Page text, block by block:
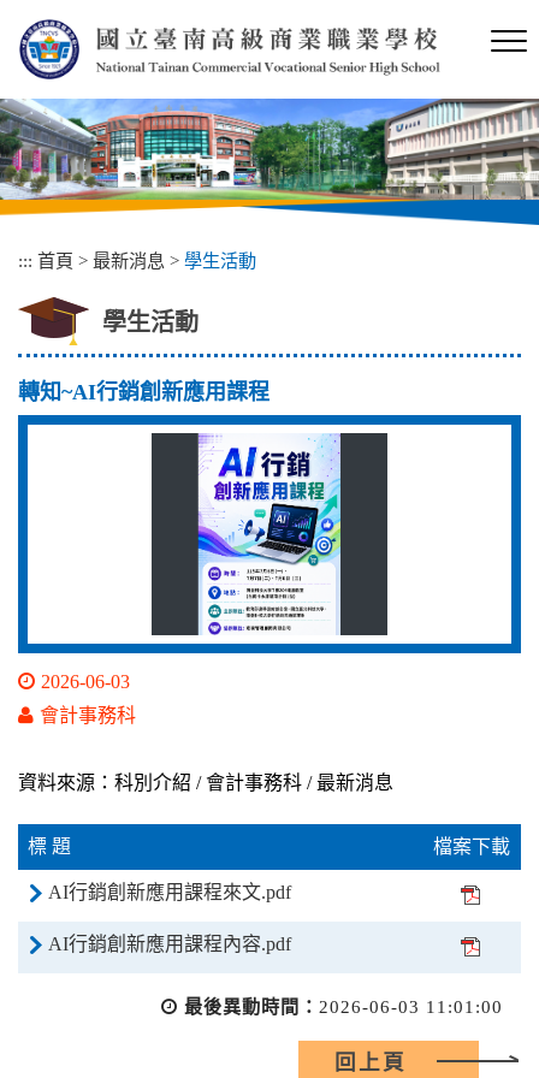
內
容
區
塊
::: 首頁 > 最新消息 > 學生活動
學生活動
轉知~AI行銷創新應用課程
2026-06-03
會計事務科
資料來源：科別介紹 / 會計事務科 / 最新消息
標 題 檔案下載
AI行銷創新應用課程來文.pdf
AI行銷創新應用課程內容.pdf
最後異動時間： 2026-06-03 11:01:00
回上頁